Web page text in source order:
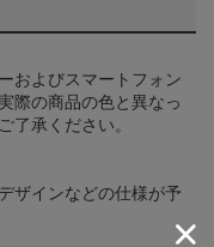
およびスマートフォン
際の商品の色と異なっ
了承ください。
ザインなどの仕様が予